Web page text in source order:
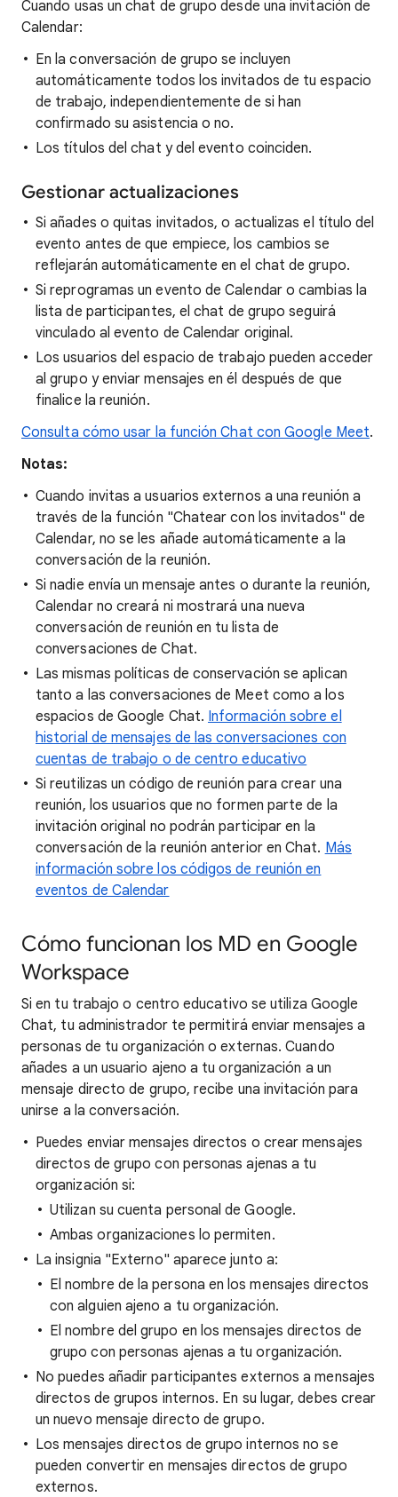
Cuando usas un chat de grupo desde una invitación de
Calendar:
En la conversación de grupo se incluyen
automáticamente todos los invitados de tu espacio
de trabajo, independientemente de si han
confirmado su asistencia o no.
Los títulos del chat y del evento coinciden.
Gestionar actualizaciones
Si añades o quitas invitados, o actualizas el título del
evento antes de que empiece, los cambios se
reflejarán automáticamente en el chat de grupo.
Si reprogramas un evento de Calendar o cambias la
lista de participantes, el chat de grupo seguirá
vinculado al evento de Calendar original.
Los usuarios del espacio de trabajo pueden acceder
al grupo y enviar mensajes en él después de que
finalice la reunión.
Consulta cómo usar la función Chat con Google Meet.
Notas:
Cuando invitas a usuarios externos a una reunión a
través de la función "Chatear con los invitados" de
Calendar, no se les añade automáticamente a la
conversación de la reunión.
Si nadie envía un mensaje antes o durante la reunión,
Calendar no creará ni mostrará una nueva
conversación de reunión en tu lista de
conversaciones de Chat.
Las mismas políticas de conservación se aplican
tanto a las conversaciones de Meet como a los
espacios de Google Chat. Información sobre el
historial de mensajes de las conversaciones con
cuentas de trabajo o de centro educativo
Si reutilizas un código de reunión para crear una
reunión, los usuarios que no formen parte de la
invitación original no podrán participar en la
conversación de la reunión anterior en Chat. Más
información sobre los códigos de reunión en
eventos de Calendar
Cómo funcionan los MD en Google
Workspace
Si en tu trabajo o centro educativo se utiliza Google
Chat, tu administrador te permitirá enviar mensajes a
personas de tu organización o externas. Cuando
añades a un usuario ajeno a tu organización a un
mensaje directo de grupo, recibe una invitación para
unirse a la conversación.
Puedes enviar mensajes directos o crear mensajes
directos de grupo con personas ajenas a tu
organización si:
Utilizan su cuenta personal de Google.
Ambas organizaciones lo permiten.
La insignia "Externo" aparece junto a:
El nombre de la persona en los mensajes directos
con alguien ajeno a tu organización.
El nombre del grupo en los mensajes directos de
grupo con personas ajenas a tu organización.
No puedes añadir participantes externos a mensajes
directos de grupos internos. En su lugar, debes crear
un nuevo mensaje directo de grupo.
Los mensajes directos de grupo internos no se
pueden convertir en mensajes directos de grupo
externos.